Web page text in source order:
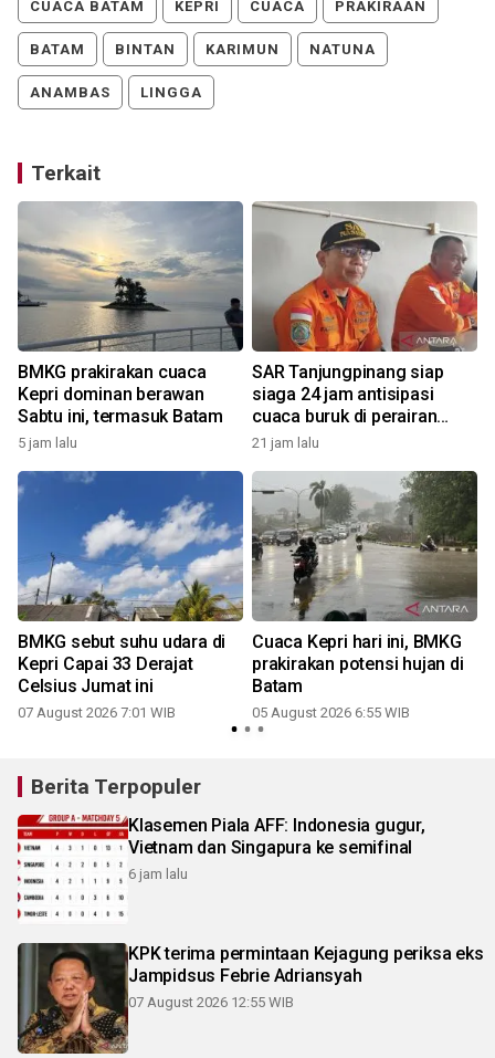
CUACA BATAM KEPRI CUACA PRAKIRAAN
BATAM BINTAN KARIMUN NATUNA
ANAMBAS LINGGA
Terkait
BMKG prakirakan cuaca
Kepri dominan berawan
Sabtu ini, termasuk Batam
5 jam lalu
SAR Tanjungpinang siap
siaga 24 jam antisipasi
cuaca buruk di perairan
Kepri
21 jam lalu
BMKG sebut suhu udara di
Kepri Capai 33 Derajat
Celsius Jumat ini
07 August 2026 7:01 WIB
Cuaca Kepri hari ini, BMKG
prakirakan potensi hujan di
Batam
05 August 2026 6:55 WIB
Berita Terpopuler
Klasemen Piala AFF: Indonesia gugur,
Vietnam dan Singapura ke semifinal
6 jam lalu
KPK terima permintaan Kejagung periksa eks
Jampidsus Febrie Adriansyah
07 August 2026 12:55 WIB